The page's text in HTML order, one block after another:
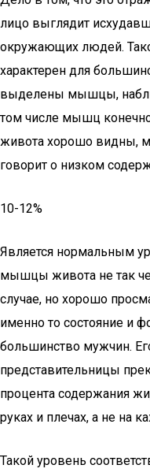
лицо выглядит
окружающих людей.
характерен для
выделены мышцы,
том числе мышц
живота хорошо видны,
говорит о низком
10-12%
Является нормальным
мышцы живота не так
случае, но хорошо
именно то состояние и
большинство мужчин.
представительницы
процента содержания
руках и плечах, а не на
Такой уровень